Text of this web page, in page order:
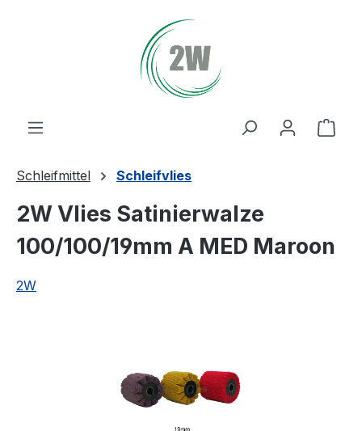
Schleifmittel Schleifvlies
2W Vlies Satinierwalze
100/100/19mm A MED Maroon
2W